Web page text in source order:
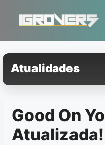
conteúdo
Atualidades
Good On
Atualizada!